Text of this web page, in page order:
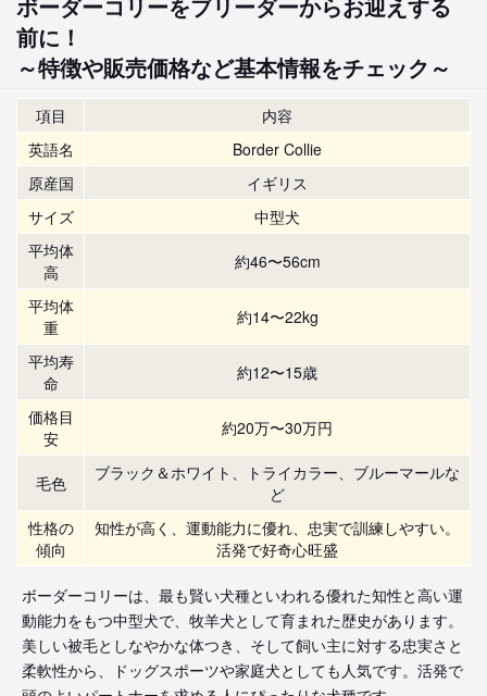
前に！
～特徴や販売価格など基本情報をチェック～
項目
内容
英語名
Border Collie
原産国
イギリス
サイズ
中型犬
平均体
高
約46〜56cm
平均体
重
約14〜22kg
平均寿
命
約12〜15歳
価格目
安
約20万〜30万円
毛色
ブラック＆ホワイト、トライカラー、ブルーマールな
ど
性格の
傾向
知性が高く、運動能力に優れ、忠実で訓練しやすい。
活発で好奇心旺盛
ボーダーコリーは、最も賢い犬種といわれる優れた知性と高い運
動能力をもつ中型犬で、牧羊犬として育まれた歴史があります。
美しい被毛としなやかな体つき、そして飼い主に対する忠実さと
柔軟性から、ドッグスポーツや家庭犬としても人気です。活発で